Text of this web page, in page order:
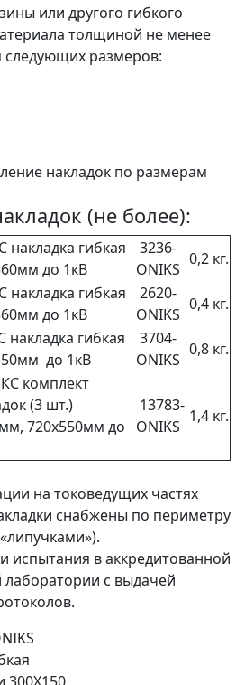
или другого гибкого
толщиной не менее
размеров:
накладок по размерам
(не более):
гибкая
до 1кВ
3236-
ONIKS
0,2 кг.
гибкая
до 1кВ
2620-
ONIKS
0,4 кг.
гибкая
до 1кВ
3704-
ONIKS
0,8 кг.
комплект
(3 шт.)
720х550мм до
13783-
ONIKS
1,4 кг.
на токоведущих частях
снабжены по периметру
испытания в аккредитованной
лаборатории с выдачей